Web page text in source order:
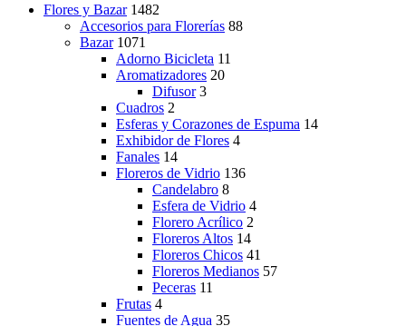
Flores y Bazar 1482
Accesorios para Florerías 88
Bazar 1071
Adorno Bicicleta 11
Aromatizadores 20
Difusor 3
Cuadros 2
Esferas y Corazones de Espuma 14
Exhibidor de Flores 4
Fanales 14
Floreros de Vidrio 136
Candelabro 8
Esfera de Vidrio 4
Florero Acrílico 2
Floreros Altos 14
Floreros Chicos 41
Floreros Medianos 57
Peceras 11
Frutas 4
Fuentes de Agua 35